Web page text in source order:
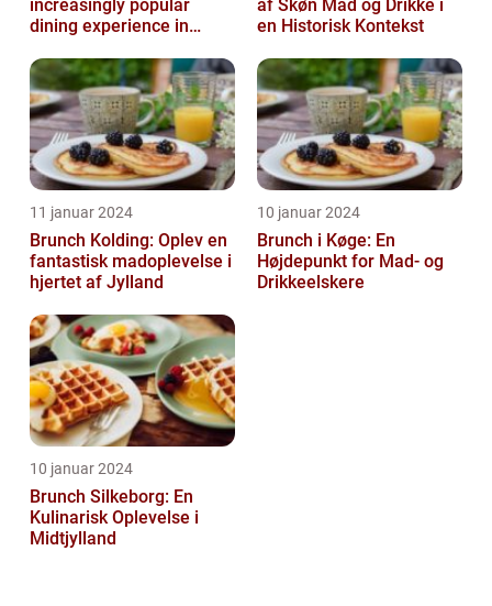
increasingly popular
dining experience in
locals and tou...
af Skøn Mad og Drikke i
en Historisk Kontekst
11 januar 2024
Brunch Kolding: Oplev en
fantastisk madoplevelse i
hjertet af Jylland
10 januar 2024
Brunch i Køge: En
Højdepunkt for Mad- og
Drikkeelskere
10 januar 2024
Brunch Silkeborg: En
Kulinarisk Oplevelse i
Midtjylland